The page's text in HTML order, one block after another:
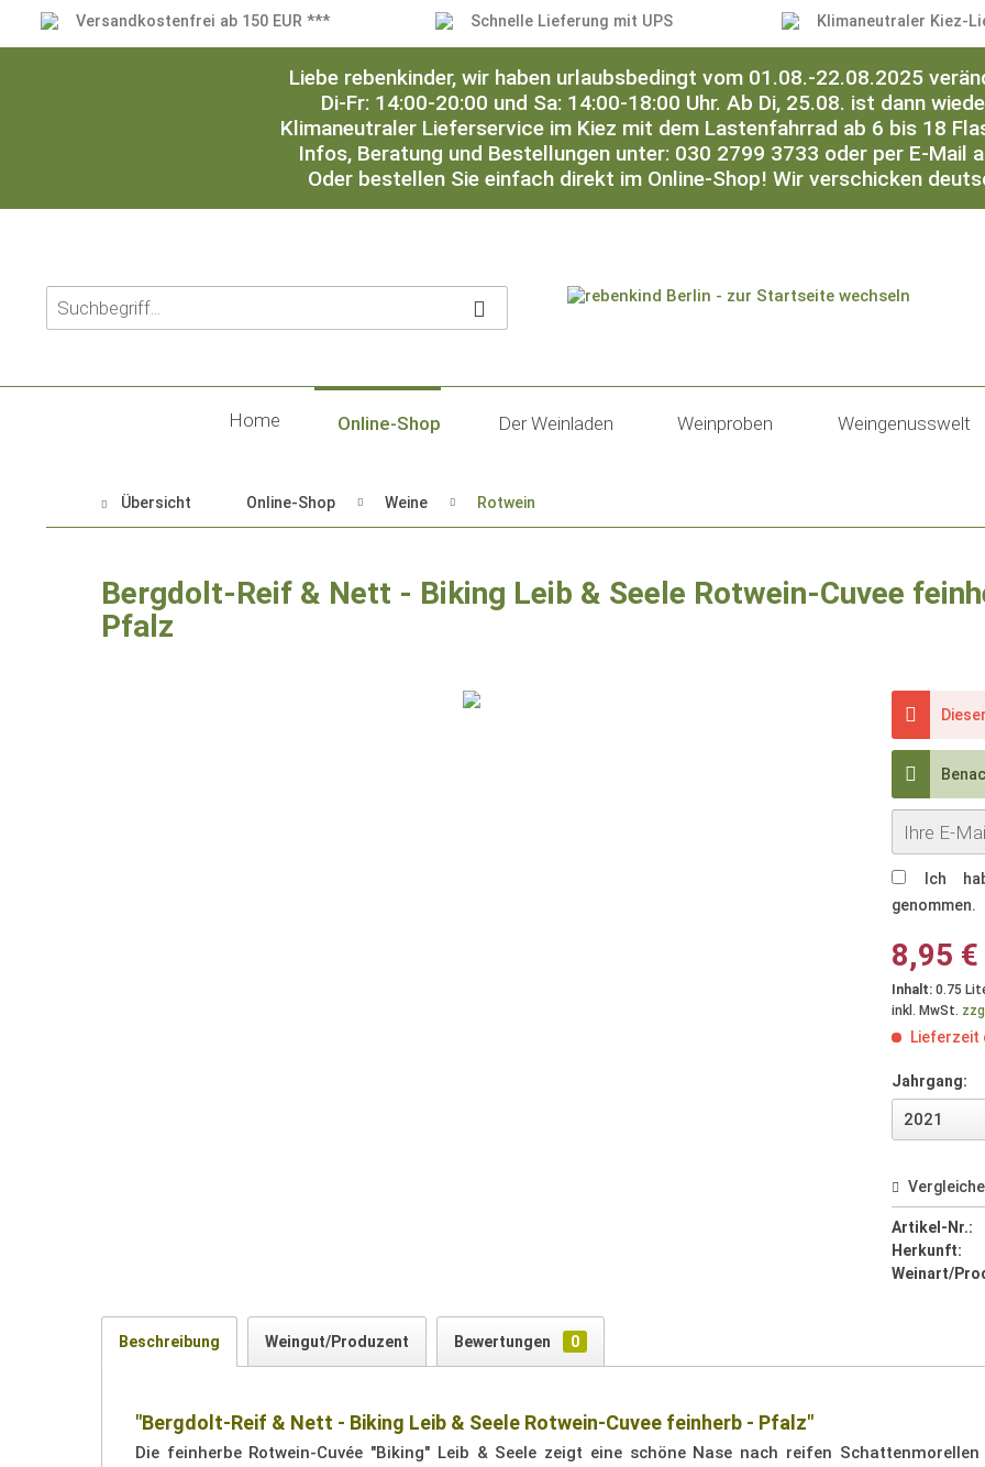
Versandkostenfrei ab 150 EUR *** Schnelle Lieferung mit UPS Klimaneutraler Kiez-
Liebe rebenkinder, wir haben urlaubsbedingt vom 01.08.-22.08.2025
Di-Fr: 14:00-20:00 und Sa: 14:00-18:00 Uhr. Ab Di, 25.08. ist dann
Klimaneutraler Lieferservice im Kiez mit dem Lastenfahrrad ab 6 bis 18
Infos, Beratung und Bestellungen unter: 030 2799 3733 oder per E-Mail
Oder bestellen Sie einfach direkt im Online-Shop! Wir verschicken
Home Online-Shop Der Weinladen Weinproben Weingenusswelt
Übersicht Online-Shop Weine Rotwein
Bergdolt-Reif & Nett - Biking Leib & Seele Rotwein-Cuvee
Pfalz
Ich
genommen.
8,95
Inhalt:0.75
inkl. MwSt.
Lieferzeit
Jahrgang:
Artikel-Nr.:
Herkunft:
Weinart/
Beschreibung Weingut/Produzent Bewertungen 0
"Bergdolt-Reif & Nett - Biking Leib & Seele Rotwein-Cuvee feinherb - Pfalz"
Die feinherbe Rotwein-Cuvée "Biking" Leib & Seele zeigt eine schöne Nase nach reifen